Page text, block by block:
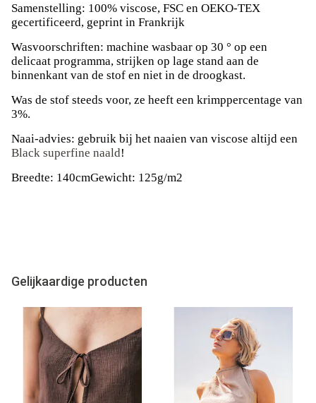
Samenstelling: 100% viscose, FSC en OEKO-TEX
gecertificeerd, geprint in Frankrijk
Wasvoorschriften: machine wasbaar op 30 ° op een
delicaat programma, strijken op lage stand aan de
binnenkant van de stof en niet in de droogkast.
Was de stof steeds voor, ze heeft een krimppercentage van
3%.
Naai-advies: gebruik bij het naaien van viscose altijd een
Black superfine naald!
Breedte: 140cmGewicht: 125g/m2
Gelijkaardige producten